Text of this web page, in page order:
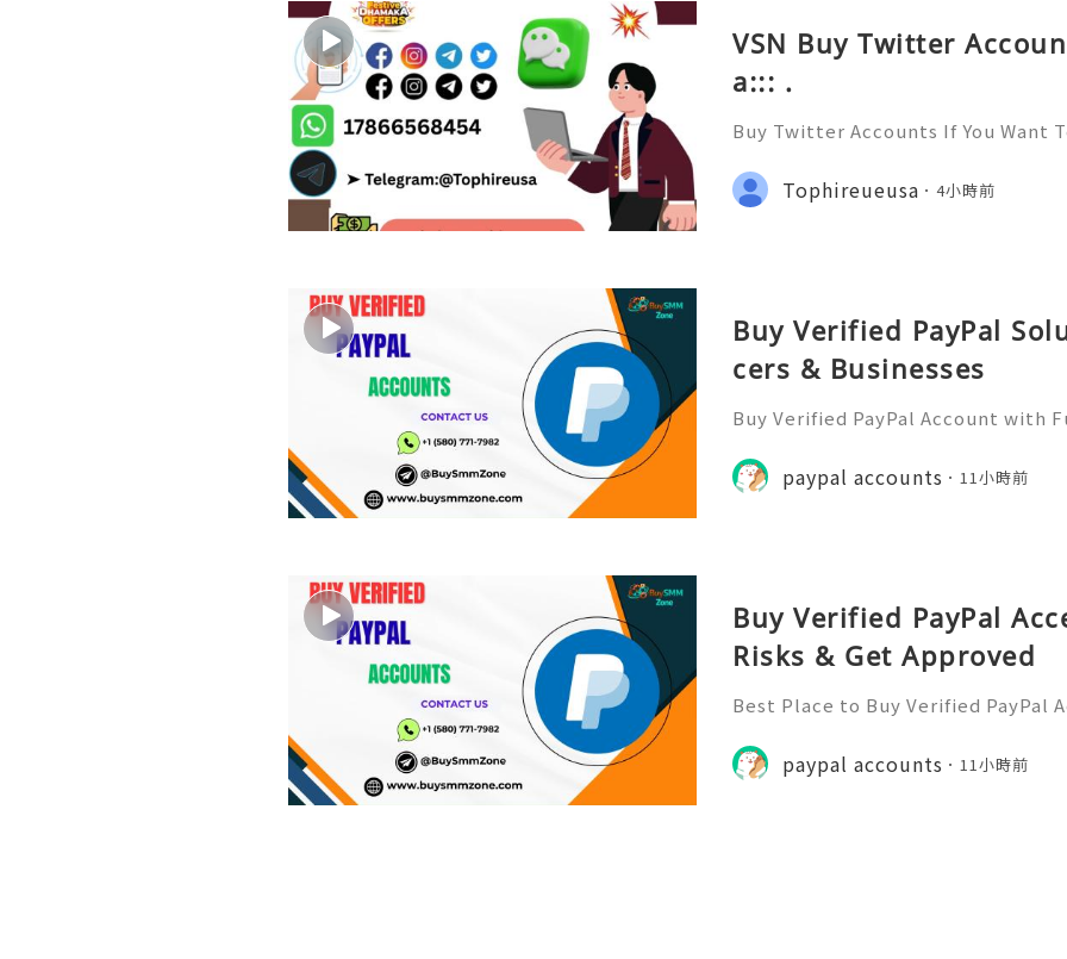
VSN Buy Twitter
a::: .
Buy Twitter Accounts If You Want
Social network and have Likes,
hares On All Of Your Posts. W
Tophireueusa 4小時前
Buy Verified PayPal
cers & Businesses
Buy Verified PayPal Account with
m: @BuySmmZone ✅ Skype:
paypal accounts 11小時前
Buy Verified PayPal
Risks & Get Approved
Best Place to Buy Verified PayPal
026, transaction speed is the
er you are bidding on a
paypal accounts 11小時前